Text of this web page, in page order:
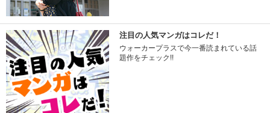
注目の人気マンガはコレだ！
ウォーカープラスで今一番読まれている話
題作をチェック!!